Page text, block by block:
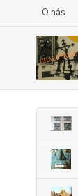
O nás